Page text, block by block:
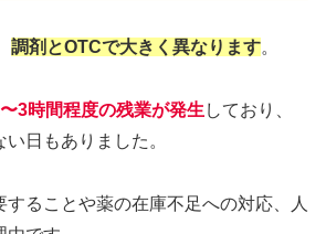
調剤とOTCで大きく異なります。
3時間程度の残業が発生 しており、
日もありました。
することや薬の在庫不足への対応、人